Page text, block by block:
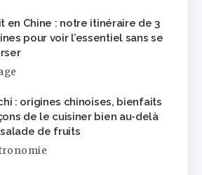
en Chine : notre itinéraire de 3
pour voir l’essentiel sans se
: origines chinoises, bienfaits
de le cuisiner bien au-delà
de fruits